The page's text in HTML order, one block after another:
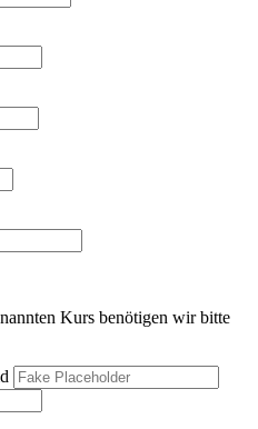
Kurs benötigen wir bitte